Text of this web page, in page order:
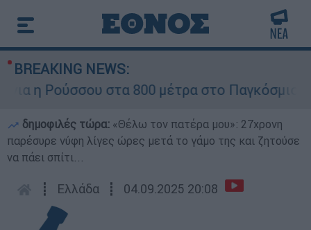
BREAKING NEWS:
η Ρούσσου στα 800 μέτρα στο Παγκόσμιο
δημοφιλές τώρα: «Θέλω τον πατέρα μου»: 27χρονη
παρέσυρε νύφη λίγες ώρες μετά το γάμο της και ζητούσε
να πάει σπίτι...
┋ Ελλάδα ┋ 04.09.2025 20:08